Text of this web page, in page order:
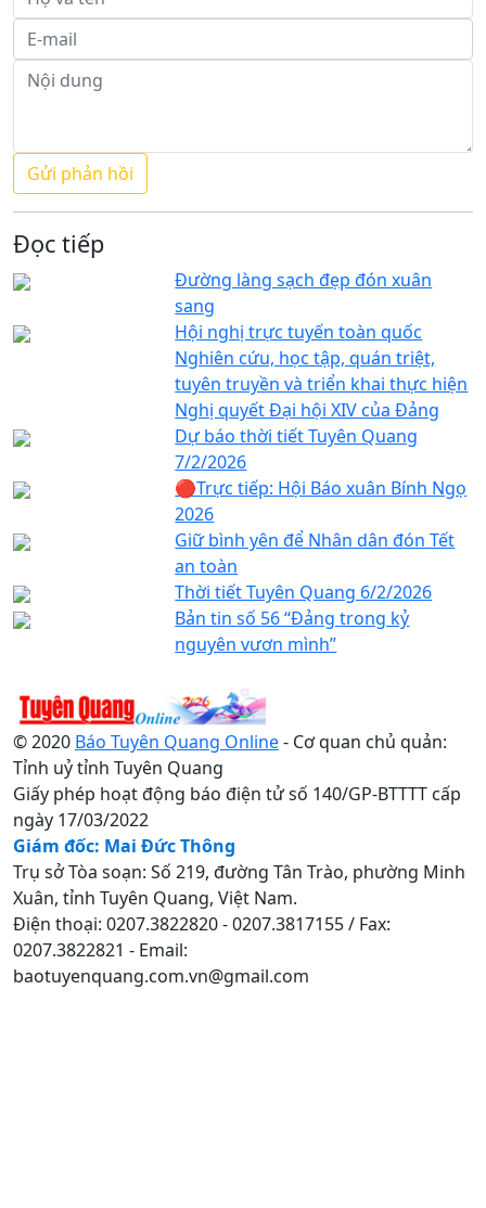
Đọc tiếp
Đường làng sạch đẹp đón xuân
sang
Hội nghị trực tuyến toàn quốc
Nghiên cứu, học tập, quán triệt,
tuyên truyền và triển khai thực hiện
Nghị quyết Đại hội XIV của Đảng
Dự báo thời tiết Tuyên Quang
7/2/2026
🔴Trực tiếp: Hội Báo xuân Bính Ngọ
2026
Giữ bình yên để Nhân dân đón Tết
an toàn
Thời tiết Tuyên Quang 6/2/2026
Bản tin số 56 “Đảng trong kỷ
nguyên vươn mình”
© 2020 Báo Tuyên Quang Online- Cơ quan chủ quản:
Tỉnh uỷ tỉnh Tuyên Quang
Giấy phép hoạt động báo điện tử số 140/GP-BTTTT cấp
ngày 17/03/2022
Giám đốc: Mai Đức Thông
Trụ sở Tòa soạn: Số 219, đường Tân Trào, phường Minh
Xuân, tỉnh Tuyên Quang, Việt Nam.
Điện thoại: 0207.3822820 - 0207.3817155 / Fax:
0207.3822821 - Email:
baotuyenquang.com.vn@gmail.com